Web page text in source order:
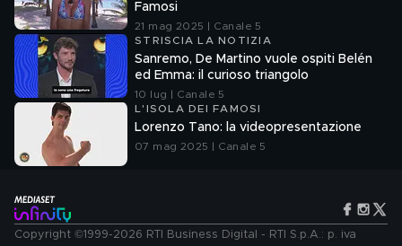
Famosi
21 mag 2025 | Canale 5
STRISCIA LA NOTIZIA
Sanremo, De Martino vuole ospiti Belén
ed Emma: il curioso triangolo
10 lug | Canale 5
L'ISOLA DEI FAMOSI
Lorenzo Tano: la videopresentazione
07 mag 2025 | Canale 5
Copyright ©1999-2026 RTI Business Digital - RTI S.p.A.: p. iva